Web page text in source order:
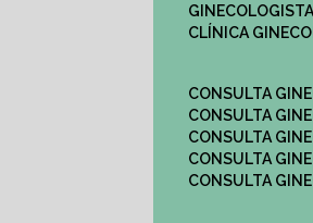
CLÍNICA
CONSULTA
CONSULTA
CONSULTA
CONSULTA
CONSULTA